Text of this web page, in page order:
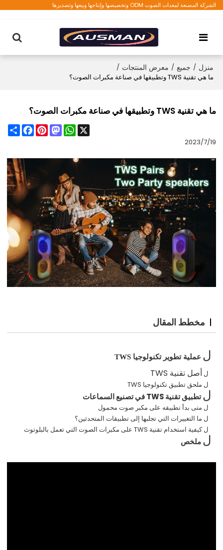
الشركة المصنعة لمعدات الصوت ODM وتخصيصها وإنتاجها وبيعها وتصديرها
منزل / جميع / معرض المنتجات /
ما هي تقنية TWS وتطبيقها في صناعة مكبرات الصوت؟
ما هي تقنية TWS وتطبيقها في صناعة مكبرات الصوت؟
Share
FacebookPinterest
Mastodon
WhatsApp
X
2023/7/19
مخطط المقال
ل عملية تطوير تكنولوجيا TWS
ل أصل تقنية TWS
ل ملحق تطبيق تكنولوجيا TWS
ل تطبيق تقنية TWS في تصنيع السماعات
ل متى بدأ تطبيقه على مكبر صوت محمول
ل ما التغييرات التي تجلبها إلى تطبيقات المتحدثين؟
ل كيفية استخدام تقنية TWS على مكبرات الصوت التي تعمل بالبلوتوث
ل ملخص